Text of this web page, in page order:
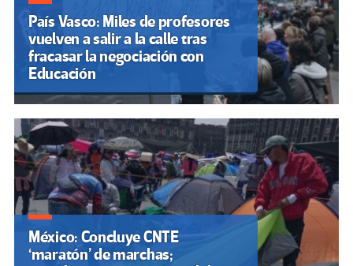
País Vasco: Miles de profesores
vuelven a salir a la calle tras
fracasar la negociación con
Educación
México: Concluye CNTE
‘maratón’ de marchas;